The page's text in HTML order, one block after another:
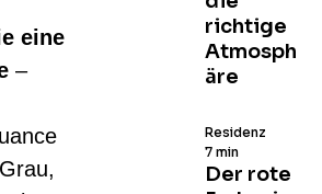
eine
–
richtige
Atmosph
äre
Der rote
Residenz
7 min